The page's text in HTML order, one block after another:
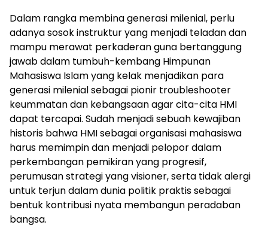
Dalam rangka membina generasi milenial, perlu
adanya sosok instruktur yang menjadi teladan dan
mampu merawat perkaderan guna bertanggung
jawab dalam tumbuh-kembang Himpunan
Mahasiswa Islam yang kelak menjadikan para
generasi milenial sebagai pionir troubleshooter
keummatan dan kebangsaan agar cita-cita HMI
dapat tercapai. Sudah menjadi sebuah kewajiban
historis bahwa HMI sebagai organisasi mahasiswa
harus memimpin dan menjadi pelopor dalam
perkembangan pemikiran yang progresif,
perumusan strategi yang visioner, serta tidak alergi
untuk terjun dalam dunia politik praktis sebagai
bentuk kontribusi nyata membangun peradaban
bangsa.